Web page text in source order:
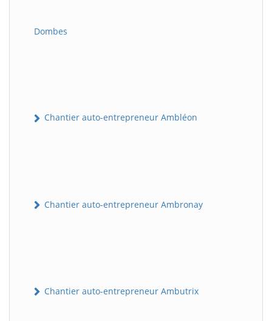
Dombes
Chantier auto-entrepreneur Ambléon
Chantier auto-entrepreneur Ambronay
Chantier auto-entrepreneur Ambutrix